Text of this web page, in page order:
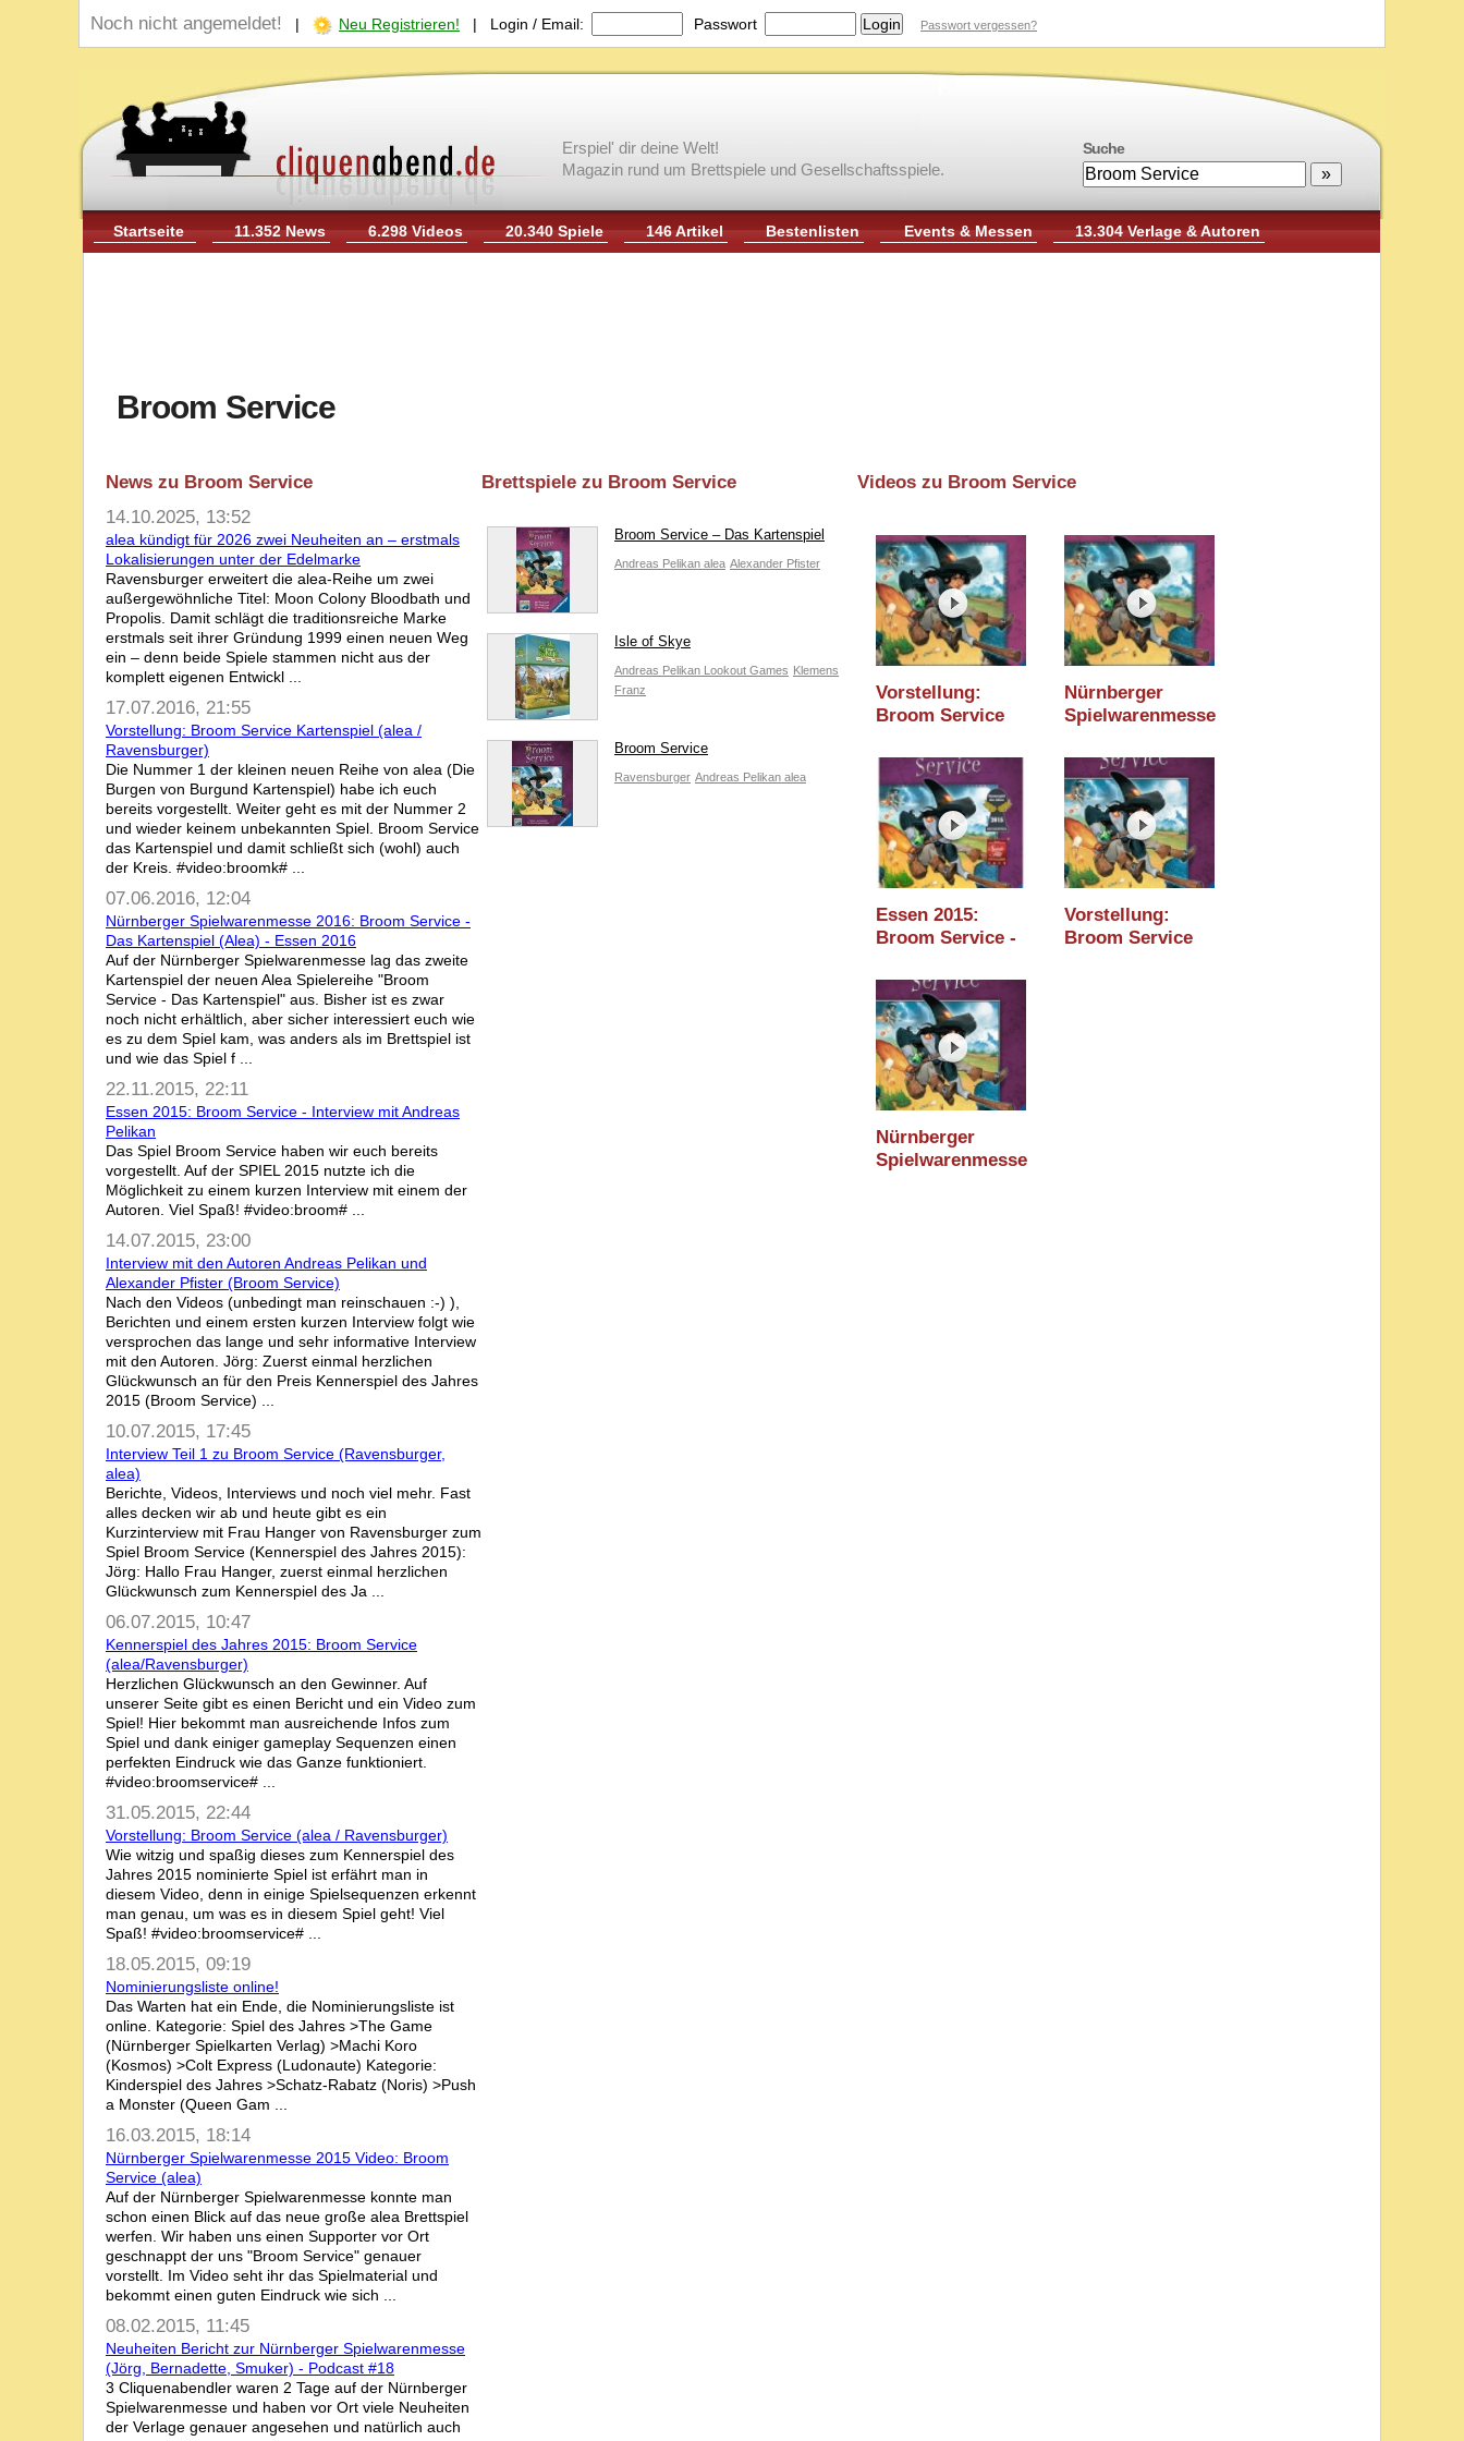
Noch nicht angemeldet! | Neu Registrieren! | Login / Email: Passwort Passwort vergessen?
Suche
Erspiel' dir deine Welt!
Magazin rund um Brettspiele und Gesellschaftsspiele.
Startseite 11.352 News 6.298 Videos 20.340 Spiele 146 Artikel Bestenlisten Events & Messen 13.304 Verlage & Autoren
Broom Service
News zu Broom Service
14.10.2025, 13:52
alea kündigt für 2026 zwei Neuheiten an – erstmals
Lokalisierungen unter der Edelmarke
Ravensburger erweitert die alea-Reihe um zwei
außergewöhnliche Titel: Moon Colony Bloodbath und
Propolis. Damit schlägt die traditionsreiche Marke
erstmals seit ihrer Gründung 1999 einen neuen Weg
ein – denn beide Spiele stammen nicht aus der
komplett eigenen Entwickl ...
17.07.2016, 21:55
Vorstellung: Broom Service Kartenspiel (alea /
Ravensburger)
Die Nummer 1 der kleinen neuen Reihe von alea (Die
Burgen von Burgund Kartenspiel) habe ich euch
bereits vorgestellt. Weiter geht es mit der Nummer 2
und wieder keinem unbekannten Spiel. Broom Service
das Kartenspiel und damit schließt sich (wohl) auch
der Kreis. #video:broomk# ...
07.06.2016, 12:04
Nürnberger Spielwarenmesse 2016: Broom Service -
Das Kartenspiel (Alea) - Essen 2016
Auf der Nürnberger Spielwarenmesse lag das zweite
Kartenspiel der neuen Alea Spielereihe "Broom
Service - Das Kartenspiel" aus. Bisher ist es zwar
noch nicht erhältlich, aber sicher interessiert euch wie
es zu dem Spiel kam, was anders als im Brettspiel ist
und wie das Spiel f ...
22.11.2015, 22:11
Essen 2015: Broom Service - Interview mit Andreas
Pelikan
Das Spiel Broom Service haben wir euch bereits
vorgestellt. Auf der SPIEL 2015 nutzte ich die
Möglichkeit zu einem kurzen Interview mit einem der
Autoren. Viel Spaß! #video:broom# ...
14.07.2015, 23:00
Interview mit den Autoren Andreas Pelikan und
Alexander Pfister (Broom Service)
Nach den Videos (unbedingt man reinschauen :-) ),
Berichten und einem ersten kurzen Interview folgt wie
versprochen das lange und sehr informative Interview
mit den Autoren. Jörg: Zuerst einmal herzlichen
Glückwunsch an für den Preis Kennerspiel des Jahres
2015 (Broom Service) ...
10.07.2015, 17:45
Interview Teil 1 zu Broom Service (Ravensburger,
alea)
Berichte, Videos, Interviews und noch viel mehr. Fast
alles decken wir ab und heute gibt es ein
Kurzinterview mit Frau Hanger von Ravensburger zum
Spiel Broom Service (Kennerspiel des Jahres 2015):
Jörg: Hallo Frau Hanger, zuerst einmal herzlichen
Glückwunsch zum Kennerspiel des Ja ...
06.07.2015, 10:47
Kennerspiel des Jahres 2015: Broom Service
(alea/Ravensburger)
Herzlichen Glückwunsch an den Gewinner. Auf
unserer Seite gibt es einen Bericht und ein Video zum
Spiel! Hier bekommt man ausreichende Infos zum
Spiel und dank einiger gameplay Sequenzen einen
perfekten Eindruck wie das Ganze funktioniert.
#video:broomservice# ...
31.05.2015, 22:44
Vorstellung: Broom Service (alea / Ravensburger)
Wie witzig und spaßig dieses zum Kennerspiel des
Jahres 2015 nominierte Spiel ist erfährt man in
diesem Video, denn in einige Spielsequenzen erkennt
man genau, um was es in diesem Spiel geht! Viel
Spaß! #video:broomservice# ...
18.05.2015, 09:19
Nominierungsliste online!
Das Warten hat ein Ende, die Nominierungsliste ist
online. Kategorie: Spiel des Jahres >The Game
(Nürnberger Spielkarten Verlag) >Machi Koro
(Kosmos) >Colt Express (Ludonaute) Kategorie:
Kinderspiel des Jahres >Schatz-Rabatz (Noris) >Push
a Monster (Queen Gam ...
16.03.2015, 18:14
Nürnberger Spielwarenmesse 2015 Video: Broom
Service (alea)
Auf der Nürnberger Spielwarenmesse konnte man
schon einen Blick auf das neue große alea Brettspiel
werfen. Wir haben uns einen Supporter vor Ort
geschnappt der uns "Broom Service" genauer
vorstellt. Im Video seht ihr das Spielmaterial und
bekommt einen guten Eindruck wie sich ...
08.02.2015, 11:45
Neuheiten Bericht zur Nürnberger Spielwarenmesse
(Jörg, Bernadette, Smuker) - Podcast #18
3 Cliquenabendler waren 2 Tage auf der Nürnberger
Spielwarenmesse und haben vor Ort viele Neuheiten
der Verlage genauer angesehen und natürlich auch
Brettspiele zu Broom Service
Broom Service – Das Kartenspiel
Andreas Pelikan alea Alexander Pfister
Isle of Skye
Andreas Pelikan Lookout Games Klemens
Franz
Broom Service
Ravensburger Andreas Pelikan alea
Videos zu Broom Service
Vorstellung:
Broom Service
Ravensburger)
Nürnberger
Spielwarenmesse
Service - Das
Kartenspiel (Alea)
- Essen 2016
Essen 2015:
Broom Service -
Andreas Pelikan
Vorstellung:
Broom Service
Nürnberger
Spielwarenmesse